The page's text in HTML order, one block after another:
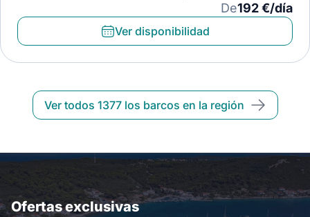
De192 €/día
Ver disponibilidad
Ver todos 1377 los barcos en la región
Ofertas exclusivas